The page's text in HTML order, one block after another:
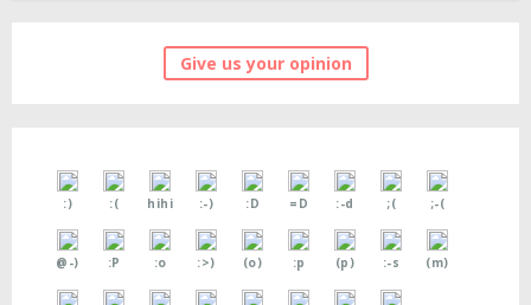
Give us your opinion
:) :( hihi :-) :D =D :-d ;( ;-(
@-) :P :o :>) (o) :p (p) :-s (m)